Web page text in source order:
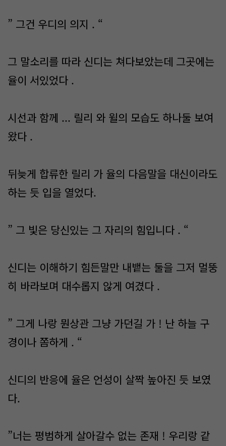
” 그건 우디의 의지 . “
그 말소리를 따라 신디는 쳐다보았는데 그곳에는
율이 서있었다 .
시선과 함께 ... 릴리 와 윌의 모습도 하나둘 보여
왔다 .
뒤늦게 합류한 릴리 가 율의 다음말을 대신이라도
하는 듯 입을 열었다.
” 그 빛은 당신있는 그 자리의 힘입니다 . “
신디는 이해하기 힘든말만 내뱉는 둘을 그저 멀뚱
히 바라보며 대수롭지 않게 여겼다 .
” 그게 나랑 뭔상관 그냥 가던길 가 ! 난 하늘 구
경이나 쫌하게 . “
신디의 반응에 율은 언성이 살짝 높아진 듯 보였
다.
”너는 평범하게 살아갈수 없는 존재 ! 우리랑 같